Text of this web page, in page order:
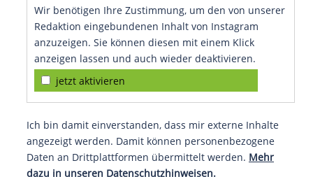
Wir benötigen Ihre Zustimmung, um den von unserer
Redaktion eingebundenen Inhalt von Instagram
anzuzeigen. Sie können diesen mit einem Klick
anzeigen lassen und auch wieder deaktivieren.
jetzt aktivieren
Ich bin damit einverstanden, dass mir externe Inhalte
angezeigt werden. Damit können personenbezogene
Daten an Drittplattformen übermittelt werden. Mehr
dazu in unseren Datenschutzhinweisen.